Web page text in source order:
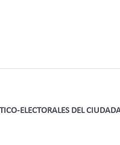
ELECTORALES DEL